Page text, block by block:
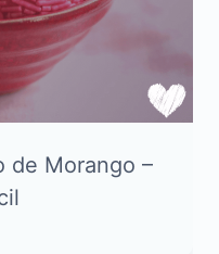
de Morango –